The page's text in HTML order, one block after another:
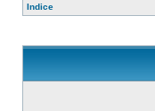
Indice